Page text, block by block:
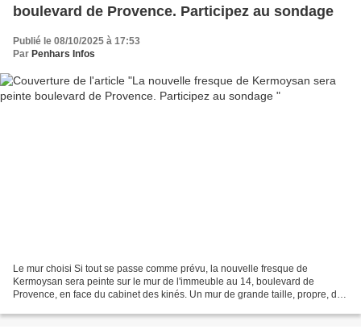
boulevard de Provence. Participez au sondage
Publié le 08/10/2025 à 17:53
Par Penhars Infos
Le mur choisi Si tout se passe comme prévu, la nouvelle fresque de
Kermoysan sera peinte sur le mur de l'immeuble au 14, boulevard de
Provence, en face du cabinet des kinés. Un mur de grande taille, propre, de